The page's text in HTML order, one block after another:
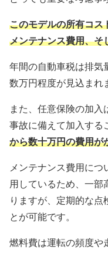
このモデルの所有コス
メンテナンス費用、そ
年間の自動車税は排気
数万円程度が見込まれ
また、任意保険の加
事故に備えて加入する
から数十万円の費用が
メンテナンス費用に
用しているため、一部
りますが、定期的な点
とが可能です。
燃料費は運転の頻度や